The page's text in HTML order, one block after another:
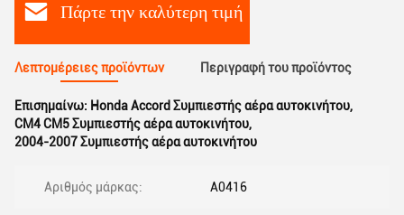
Πάρτε την καλύτερη τιμή
Λεπτομέρειες προϊόντων Περιγραφή του προϊόντος
Επισημαίνω: Honda Accord Συμπιεστής αέρα αυτοκινήτου,
CM4 CM5 Συμπιεστής αέρα αυτοκινήτου,
2004-2007 Συμπιεστής αέρα αυτοκινήτου
Αριθμός μάρκας: Α0416